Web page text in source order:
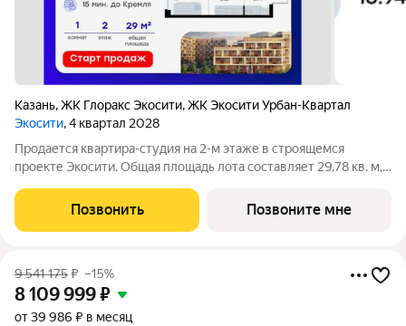
Казань,ЖК Глоракс Экосити,ЖК Экосити Урбан-Квартал
Экосити, 4 квартал 2028
Продается квартира-студия на 2-м этаже в строящемся
проекте Экосити. Общая площадь лота составляет 29,78 кв. м,
кухонную зону. Номер квартиры - 216 Преимущества
квартиры в Урбан-квартале: -
Позвонить Позвоните мне
9 541 175₽ –15%
8 109 999₽
от 39 986 ₽ в месяц